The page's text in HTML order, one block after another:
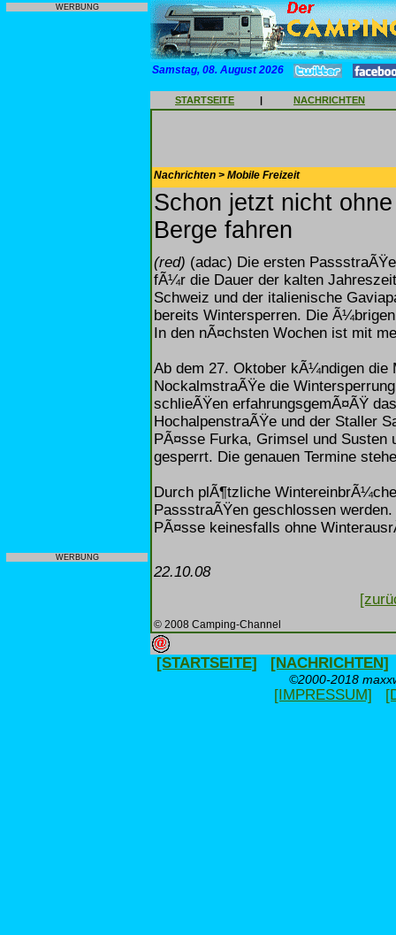
WERBUNG
WERBUNG
Samstag, 08. August 2026
STARTSEITE | NACHRICHTEN
Nachrichten > Mobile Freizeit
Schon jetzt nicht
Berge fahren
(red) (adac) Die ersten
fÃ¼r die Dauer der kalten
Schweiz und der italienische
bereits Wintersperren. Die
In den nÃ¤chsten Wochen ist mit
Ab dem 27. Oktober kÃ¼ndigen die
NockalmstraÃŸe die
schlieÃŸen erfahrungsgemÃ¤ÃŸ
HochalpenstraÃŸe und der Staller
PÃ¤sse Furka, Grimsel und Susten
gesperrt. Die genauen Termine
Durch plÃ¶tzliche
PassstraÃŸen geschlossen
PÃ¤sse keinesfalls ohne
22.10.08
© 2008 Camping-Channel
[STARTSEITE] [NACHRICHTEN]
©2000-2018
[IMPRESSUM]